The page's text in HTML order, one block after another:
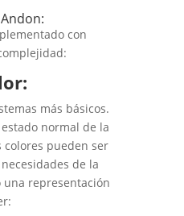
con
más básicos.
normal de la
colores pueden ser
de la
una representación